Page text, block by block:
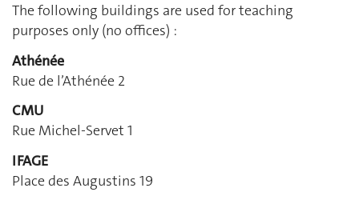
The following buildings are used for teaching
purposes only (no offices) :
Athénée
Rue de l’Athénée 2
CMU
Rue Michel-Servet 1
IFAGE
Place des Augustins 19